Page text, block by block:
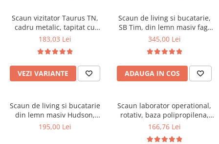
Saltele cu arcuri impachetate
individual
Saltele Memory Pocket
Saltele Memory Foam
Saltele Memory Pocket
Saltele cu plasa arcuri
Saltele cu spuma
Saltele cu spuma poliuretanica
Paturi
Seturi de pat si saltea
Masute de toaleta
Mobilier living
Scaune pentru living
Comode living
Set mese plus scaune
Scaune birou
Scaune profesionale
Scaune resigilate
Scaune conferinta
Scaune terasa si outdoor
Scaun vizitator Taurus TN,
cadru metalic, tapitat cu
stofa, stivuibil, 120 kg, negru
183,03 Lei
VEZI VARIANTE
Scaun de living si bucatarie,
SB Tim, din lemn masiv fag,
tapiterie stofa, lacuit, 120 kg,
345,00 Lei
ADAUGA IN COS
Scaun de living si bucatarie
din lemn masiv Hudson,
tapiterie stofa,100 kg,
195,00 Lei
Scaun laborator operational,
rotativ, baza polipropilena,
piele ecologica, inaltime
166,76 Lei